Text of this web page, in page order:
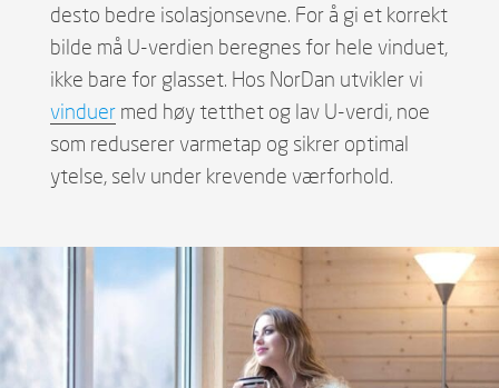
desto bedre isolasjonsevne. For å gi et korrekt
bilde må U-verdien beregnes for hele vinduet,
ikke bare for glasset. Hos NorDan utvikler vi
vinduermed høy tetthet og lav U-verdi, noe
som reduserer varmetap og sikrer optimal
ytelse, selv under krevende værforhold.